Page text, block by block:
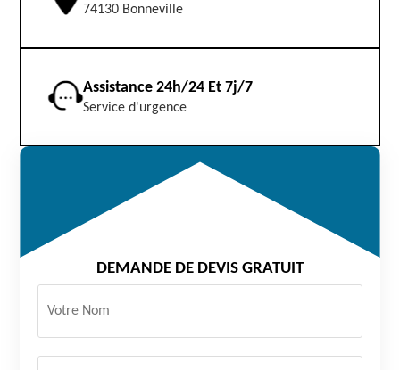
74130 Bonneville
Assistance 24h/24 Et 7j/7
Service d'urgence
DEMANDE DE DEVIS GRATUIT